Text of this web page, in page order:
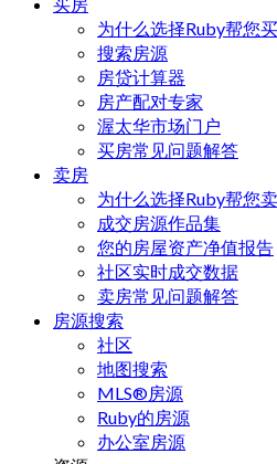
为什么选择Ruby帮您
搜索房源
房贷计算器
房产配对专家
渥太华市场门户
买房常见问题解答
卖房
为什么选择Ruby帮您
成交房源作品集
您的房屋资产净值报告
社区实时成交数据
卖房常见问题解答
房源搜索
社区
地图搜索
MLS®房源
Ruby的房源
办公室房源